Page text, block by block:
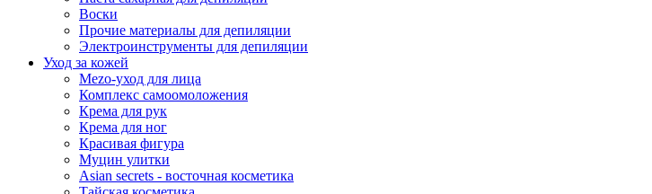
Воски
Прочие материалы для депиляции
Электроинструменты для депиляции
Уход за кожей
Mezo-уход для лица
Комплекс самоомоложения
Крема для рук
Крема для ног
Красивая фигура
Муцин улитки
Asian seсrets - восточная косметика